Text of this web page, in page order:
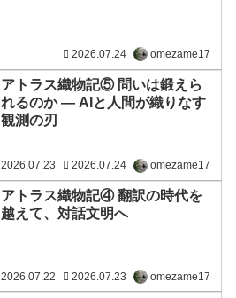
2026.07.24 omezame17
アトラス織物記⑤ 問いは鍛えら
れるのか ― AIと人間が織りなす
観測の刃
2026.07.23 2026.07.24 omezame17
アトラス織物記④ 翻訳の時代を
越えて、対話文明へ
2026.07.22 2026.07.23 omezame17